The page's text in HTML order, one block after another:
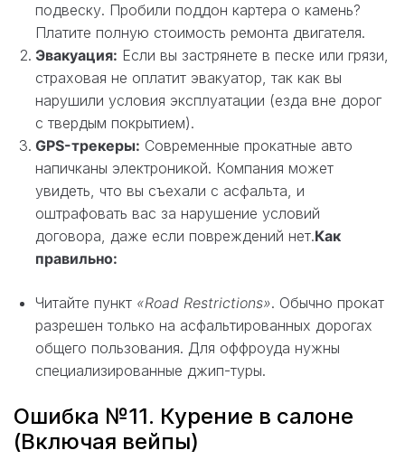
подвеску. Пробили поддон картера о камень?
Платите полную стоимость ремонта двигателя.
Эвакуация: Если вы застрянете в песке или грязи,
страховая не оплатит эвакуатор, так как вы
нарушили условия эксплуатации (езда вне дорог
с твердым покрытием).
GPS-трекеры: Современные прокатные авто
напичканы электроникой. Компания может
увидеть, что вы съехали с асфальта, и
оштрафовать вас за нарушение условий
договора, даже если повреждений нет.Как
правильно:
Читайте пункт «Road Restrictions». Обычно прокат
разрешен только на асфальтированных дорогах
общего пользования. Для оффроуда нужны
специализированные джип-туры.
Ошибка №11. Курение в салоне
(Включая вейпы)